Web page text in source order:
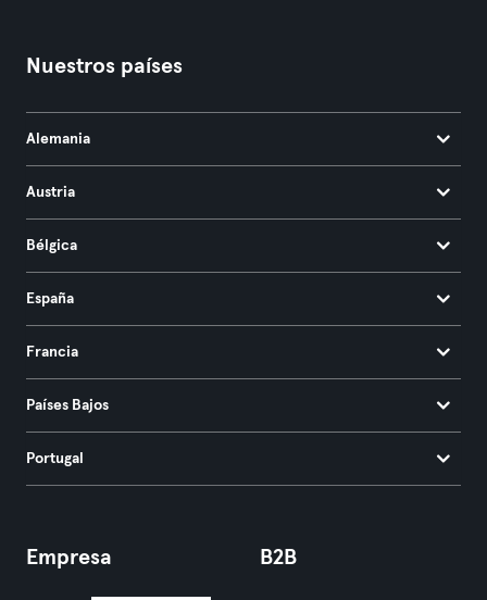
Nuestros países
Alemania
Austria
Bélgica
España
Francia
Países Bajos
Portugal
Empresa B2B